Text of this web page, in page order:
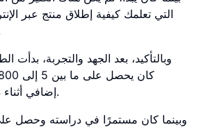
التي تعلمك كيفية إطلاق منتج عبر
وبالتأكيد، بعد الجهد والتجربة، بدأت
إضافي أثناء دراسته في الجامعة.
وبينما كان مستمرًا في دراسته وحصل